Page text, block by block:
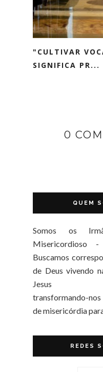
"CULTIVAR
SIGNIFICA PR...
0
QUEM
Somos os
Misericordioso -
Buscamos
de Deus vivendo
Jesus
transformando-
de misericórdia
REDES